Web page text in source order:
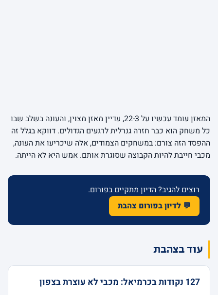
המאזן עומד עכשיו על 22-3, עדיין מאזן מצוין, והעונה בשלב שבו
כל משחק הוא כבר חזרה גנרלית לרגעים הגדולים. דווקא בגלל זה
ההפסד הזה צורם: במשחקים הצמודים, אלה שיכריעו את העונה,
מכבי חייבת להיות הקבוצה שסוגרת אותם. אמש היא לא הייתה.
רוצים להגיב? הדיון מתקיים בפורום.
💬 לדיון בפורום צהבת
עוד בצהבת
127 נקודות בכרמיאל: מכבי לא עוצרת בצפון